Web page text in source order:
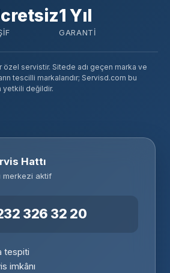
1 Yıl
GARANTI
özel servistir. Sitede adı geçen marka ve
tescilli markalarıdır; Servisd.com bu
yetkili değildir.
Hattı
merkezi aktif
326 32 20
tespiti
imkânı